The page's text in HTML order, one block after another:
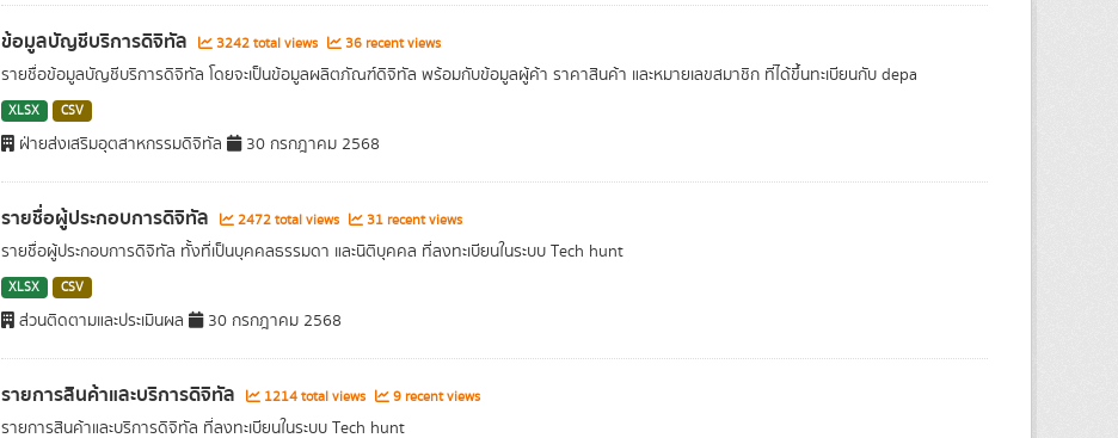
ข้อมูลบัญชีบริการดิจิทัล 3242 total views 36 recent views
รายชื่อข้อมูลบัญชีบริการดิจิทัล โดยจะเป็นข้อมูลผลิตภัณฑ์ดิจิทัล พร้อมกับข้อมูลผู้ค้า ราคาสินค้า และหมายเลขสมาชิก ที่ได้ขึ้นทะเบียนกับ depa
XLSX CSV
ฝ่ายส่งเสริมอุตสาหกรรมดิจิทัล 30 กรกฎาคม 2568
รายชื่อผู้ประกอบการดิจิทัล 2472 total views 31 recent views
รายชื่อผู้ประกอบการดิจิทัล ทั้งที่เป็นบุคคลธรรมดา และนิติบุคคล ที่ลงทะเบียนในระบบ Tech hunt
XLSX CSV
ส่วนติดตามและประเมินผล 30 กรกฎาคม 2568
รายการสินค้าและบริการดิจิทัล 1214 total views 9 recent views
รายการสินค้าและบริการดิจิทัล ที่ลงทะเบียนในระบบ Tech hunt